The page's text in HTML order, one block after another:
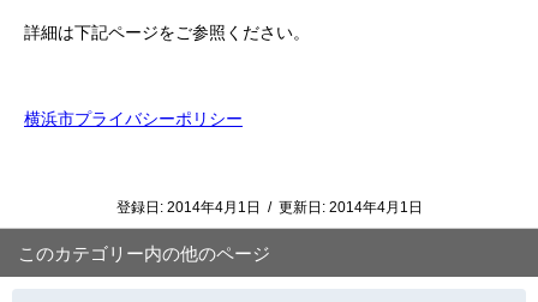
詳細は下記ページをご参照ください。
横浜市プライバシーポリシー
登録日: 2014年4月1日 / 更新日: 2014年4月1日
このカテゴリー内の他のページ